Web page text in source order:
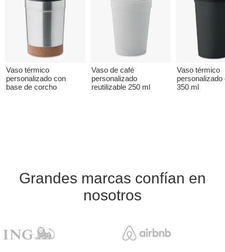
Vaso térmico
personalizado con
base de corcho
Vaso de café
personalizado
reutilizable 250 ml
Vaso térmico
350 ml
Grandes marcas confían en
nosotros